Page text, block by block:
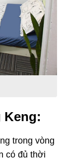
Keng:
trong vòng
có đủ thời